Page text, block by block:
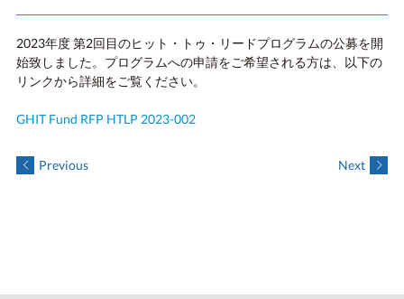
2023年度 第2回目のヒット・トゥ・リードプログラムの公募を開
始致しました。プログラムへの申請をご希望される方は、以下の
リンクから詳細をご覧ください。
GHIT Fund RFP HTLP 2023-002
Previous Next